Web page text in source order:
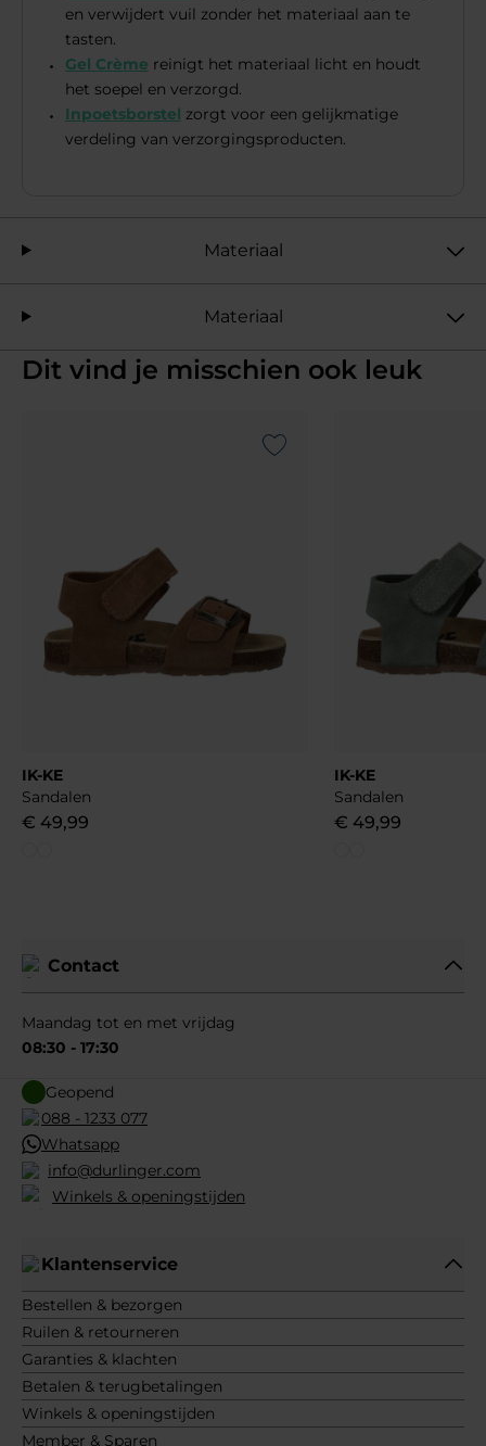
en verwijdert vuil zonder het materiaal aan te
tasten.
Gel Crème reinigt het materiaal licht en houdt
het soepel en verzorgd.
Inpoetsborstel zorgt voor een gelijkmatige
verdeling van verzorgingsproducten.
Materiaal
Materiaal
Dit vind je misschien ook leuk
Add to Wishlist
IK-KE
Sandalen
€ 49,99
IK-KE
Sandalen
€ 49,99
Contact
Maandag tot en met vrijdag
08:30 - 17:30
Geopend
088 - 1233 077
Whatsapp
info@durlinger.com
Winkels & openingstijden
Klantenservice
Bestellen & bezorgen
Ruilen & retourneren
Garanties & klachten
Betalen & terugbetalingen
Winkels & openingstijden
Member & Sparen